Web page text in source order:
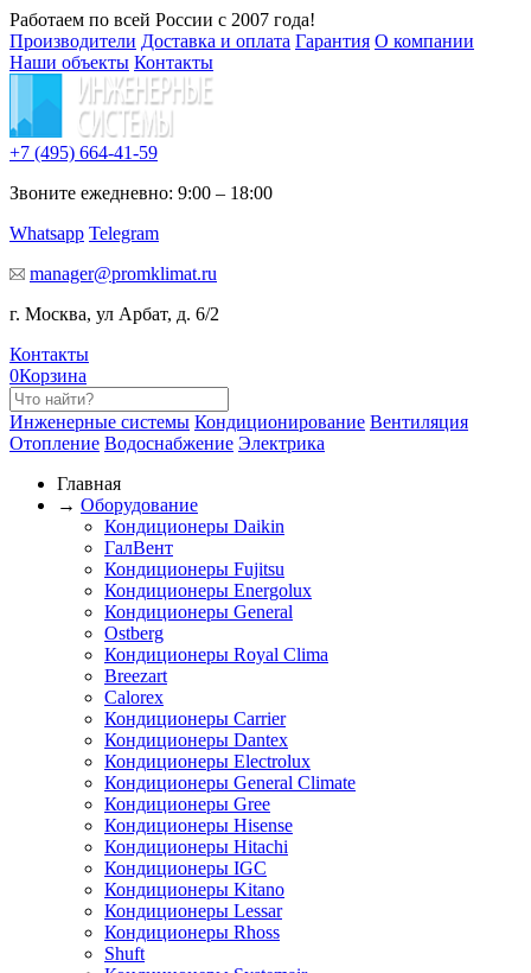
Работаем по всей России с 2007 года!
Производители Доставка и оплата Гарантия О компании
Наши объекты Контакты
+7 (495) 664-41-59
Звоните ежедневно: 9:00 – 18:00
Whatsapp Telegram
manager@promklimat.ru
г. Москва, ул Арбат, д. 6/2
Контакты
0Корзина
Инженерные системы Кондиционирование Вентиляция
Отопление Водоснабжение Электрика
Главная
→ Оборудование
Кондиционеры Daikin
ГалВент
Кондиционеры Fujitsu
Кондиционеры Energolux
Кондиционеры General
Ostberg
Кондиционеры Royal Clima
Breezart
Calorex
Кондиционеры Carrier
Кондиционеры Dantex
Кондиционеры Electrolux
Кондиционеры General Climate
Кондиционеры Gree
Кондиционеры Hisense
Кондиционеры Hitachi
Кондиционеры IGC
Кондиционеры Kitano
Кондиционеры Lessar
Кондиционеры Rhoss
Shuft